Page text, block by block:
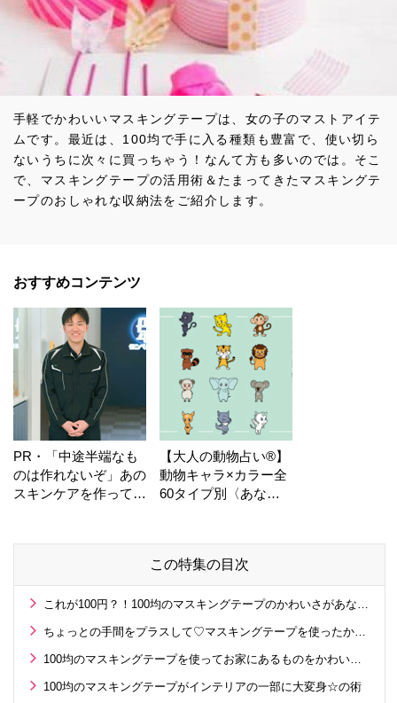
手軽でかわいいマスキングテープは、女の子のマストアイテ
ムです。最近は、100均で手に入る種類も豊富で、使い切ら
ないうちに次々に買っちゃう！なんて方も多いのでは。そこ
で、マスキングテープの活用術＆たまってきたマスキングテ
ープのおしゃれな収納法をご紹介します。
おすすめコンテンツ
PR・「中途半端なも
のは作れないぞ」あの
スキンケアを作ってい
【大人の動物占い®】
動物キャラ×カラー全
60タイプ別〈あなた
この特集の目次
これが100円？！100均のマスキングテープのかわいさがあなどれない♡
ちょっとの手間をプラスして♡マスキングテープを使ったかわいいラッピング術
100均のマスキングテープを使ってお家にあるものをかわいくデコレーション
100均のマスキングテープがインテリアの一部に大変身☆の術